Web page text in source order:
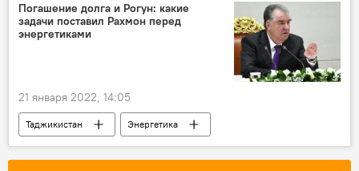
Погашение долга и Рогун: какие
задачи поставил Рахмон перед
энергетиками
21 января 2022, 14:05
Таджикистан
Энергетика
Эмомали Рахмон
Рогунская ГЭС